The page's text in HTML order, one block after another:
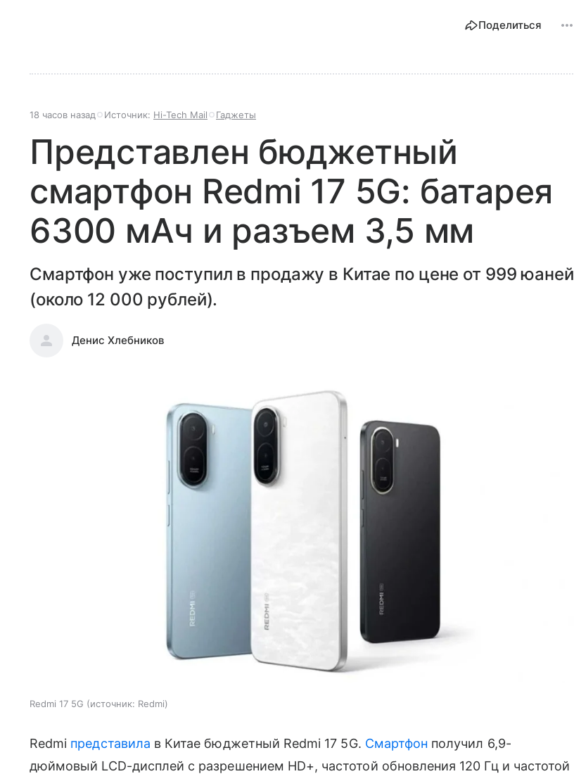
Поделиться
18 часов назад Источник: Hi-Tech Mail Гаджеты
Представлен бюджетный
смартфон Redmi 17 5G: батарея
6300 мАч и разъем 3,5 мм
Смартфон уже поступил в продажу в Китае по цене от 999 юаней
(около 12 000 рублей).
Денис Хлебников
Redmi 17 5G источник: Redmi
Redmi представила в Китае бюджетный Redmi 17 5G. Смартфон получил 6,9-
дюймовый LCD-дисплей с разрешением HD+, частотой обновления 120 Гц и частотой